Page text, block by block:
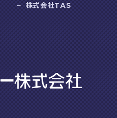
株式会社TAS